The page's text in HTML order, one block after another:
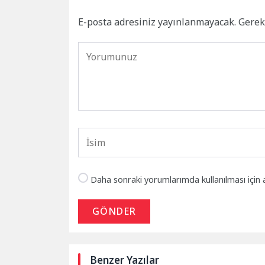
E-posta adresiniz yayınlanmayacak.
Daha sonraki yorumlarımda kullanılması
GÖNDER
Benzer Yazılar